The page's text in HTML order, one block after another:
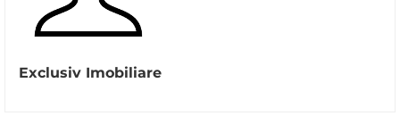
Exclusiv Imobiliare